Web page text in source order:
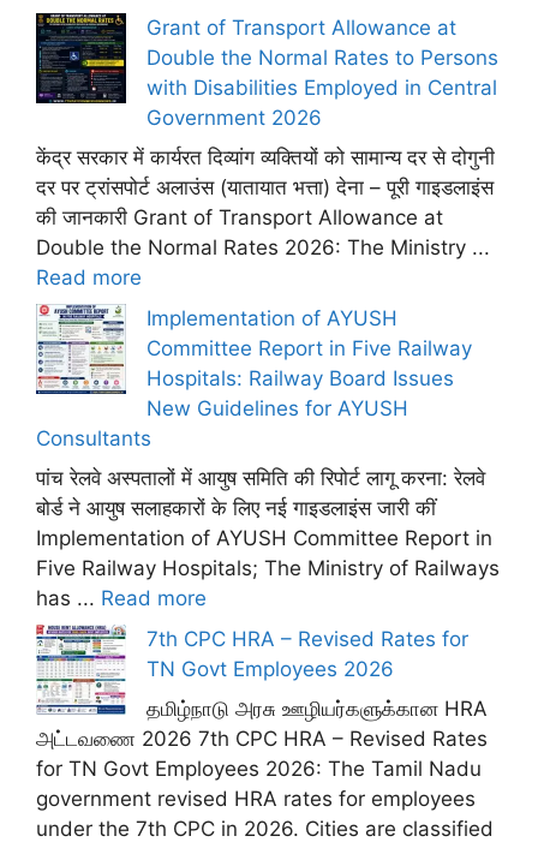
Grant of Transport Allowance at
Double the Normal Rates to Persons
with Disabilities Employed in Central
Government 2026
केंद्र सरकार में कार्यरत दिव्यांग व्यक्तियों को सामान्य दर से दोगुनी
दर पर ट्रांसपोर्ट अलाउंस (यातायात भत्ता) देना – पूरी गाइडलाइंस
की जानकारी Grant of Transport Allowance at
Double the Normal Rates 2026: The Ministry ...
Read more
Implementation of AYUSH
Committee Report in Five Railway
Hospitals: Railway Board Issues
New Guidelines for AYUSH
Consultants
पांच रेलवे अस्पतालों में आयुष समिति की रिपोर्ट लागू करना: रेलवे
बोर्ड ने आयुष सलाहकारों के लिए नई गाइडलाइंस जारी कीं
Implementation of AYUSH Committee Report in
Five Railway Hospitals; The Ministry of Railways
has ... Read more
7th CPC HRA – Revised Rates for
TN Govt Employees 2026
தமிழ்நாடு அரசு ஊழியர்களுக்கான HRA
அட்டவணை 2026 7th CPC HRA – Revised Rates
for TN Govt Employees 2026: The Tamil Nadu
government revised HRA rates for employees
under the 7th CPC in 2026. Cities are classified